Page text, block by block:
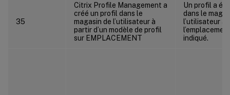
35
Citrix Profile Management a
créé un profil dans le
magasin de l’utilisateur à
partir d’un modèle de profil
sur EMPLACEMENT
Un profil a
dans le
l’utilisateur à
indiqué.